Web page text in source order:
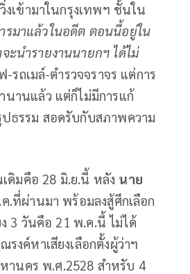
เข้ามาในกรุงเทพฯ ชั้นใน
ารมาแล้วในอดีต ตอนนี้อยู่ใน
นำรายงานนายกฯ ได้ไม่
ถเมล์-ตำรวจจราจร แต่การ
นานแล้ว แต่ก็ไม่มีการแก้
ธรรม สอดรับกับสภาพความ
ดิมคือ 28 มิ.ย.นี้ หลัง นาย
.ที่ผ่านมา พร้อมลงสู้ศึกเลือก
3 วันคือ 21 พ.ค.นี้ ไม่ได้
งค์หาเสียงเลือกตั้งผู้ว่าฯ
านคร พ.ศ.2528 สำหรับ 4